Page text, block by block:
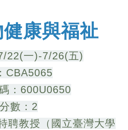
康與福祉
22(一)-7/26(五)
CBA5065
：600U0650
數：2
聘教授（國立臺灣大學